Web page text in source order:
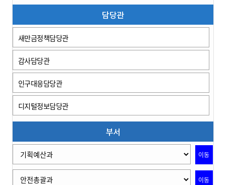
담당관
새만금정책담당관
감사담당관
인구대응담당관
디지털정보담당관
부서
이동
이동